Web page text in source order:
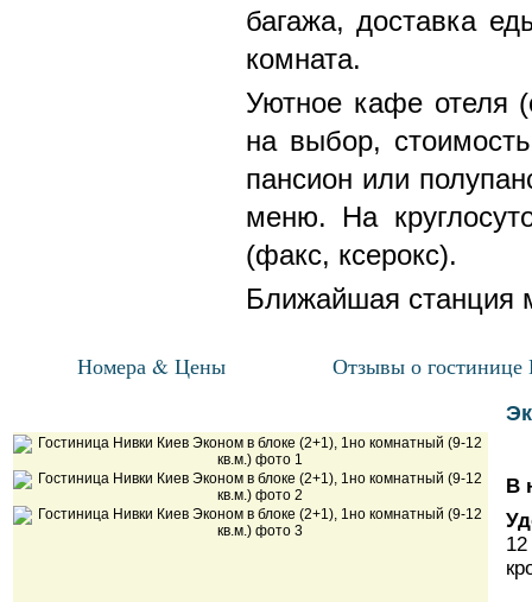
багажа, доставка
комната.
Уютное кафе отеля
на выбор,
пансион или
меню. На
(факс, ксерокс).
Ближайшая станция
Номера & Цены Отзывы о
В